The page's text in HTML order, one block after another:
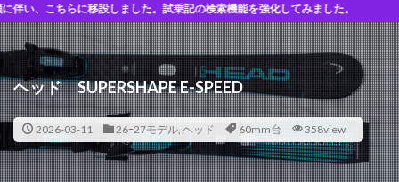
に移設しました。試乗記の検索機能を強化してみました。
ヘッド SUPERSHAPE E-SPEED
2026-03-11 26ｰ27モデル, ヘッド 60mm台 358view